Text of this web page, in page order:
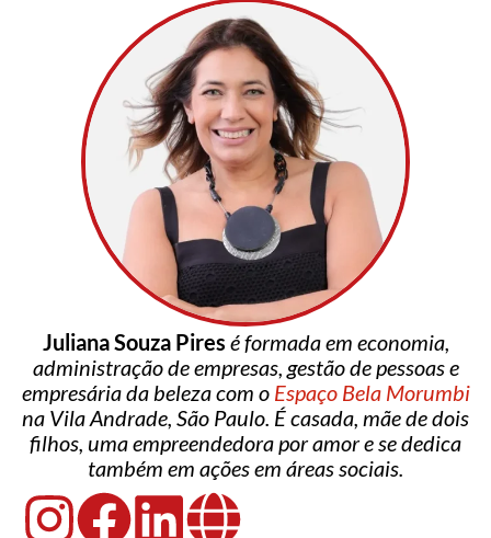
Juliana Souza Pires é formada em economia,
administração de empresas, gestão de pessoas e
empresária da beleza com o Espaço Bela Morumbi
na Vila Andrade, São Paulo. É casada, mãe de dois
filhos, uma empreendedora por amor e se dedica
também em ações em áreas sociais.